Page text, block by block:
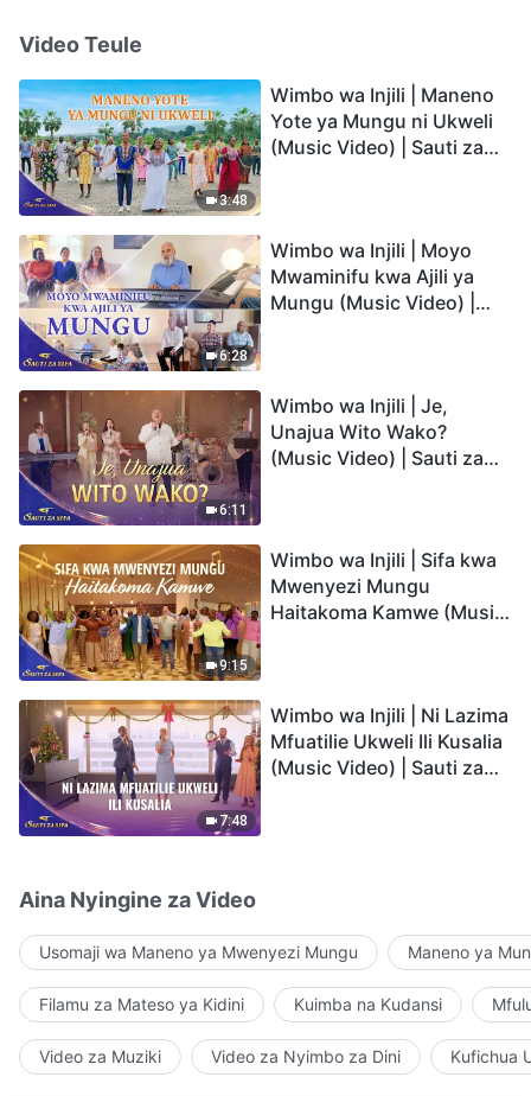
Video Teule
3:48
Wimbo wa Injili | Maneno
Yote ya Mungu ni Ukweli
(Music Video) | Sauti za
6:28
Wimbo wa Injili | Moyo
Mwaminifu kwa Ajili ya
Mungu (Music Video) |
6:11
Wimbo wa Injili | Je,
Unajua Wito Wako?
(Music Video) | Sauti za
9:15
Wimbo wa Injili | Sifa kwa
Mwenyezi Mungu
Haitakoma Kamwe (Music
7:48
Wimbo wa Injili | Ni Lazima
Mfuatilie Ukweli Ili Kusalia
(Music Video) | Sauti za
Aina Nyingine za Video
Usomaji wa Maneno ya Mwenyezi Mungu Maneno ya
Filamu za Mateso ya Kidini Kuimba na Kudansi
Video za Muziki Video za Nyimbo za Dini Kufichua